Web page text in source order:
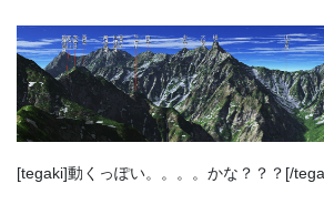
[tegaki]動くっぽい。。。。かな？？？[/